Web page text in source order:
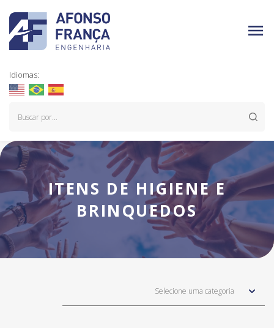
Idiomas:
ITENS DE HIGIENE E
BRINQUEDOS
Selecione uma categoria